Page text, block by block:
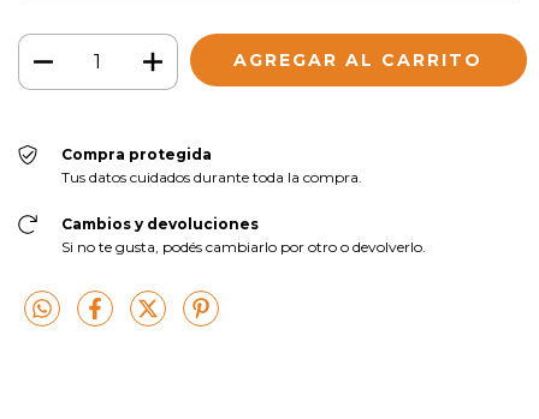
Compra protegida
Tus datos cuidados durante toda la compra.
Cambios y devoluciones
Si no te gusta, podés cambiarlo por otro o devolverlo.